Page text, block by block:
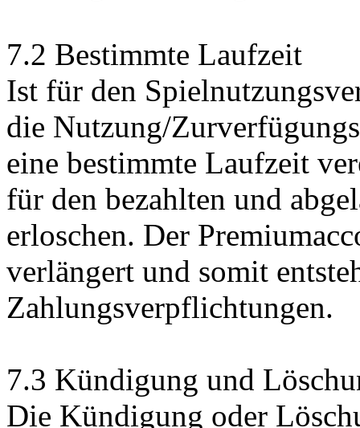
7.2 Bestimmte Laufzeit
Ist für den
die Nutzung/
eine bestimmte Laufzeit
für den bezahlten und
erloschen. Der
verlängert und somit
Zahlungsverpflichtungen.
7.3 Kündigung und
Die Kündigung oder